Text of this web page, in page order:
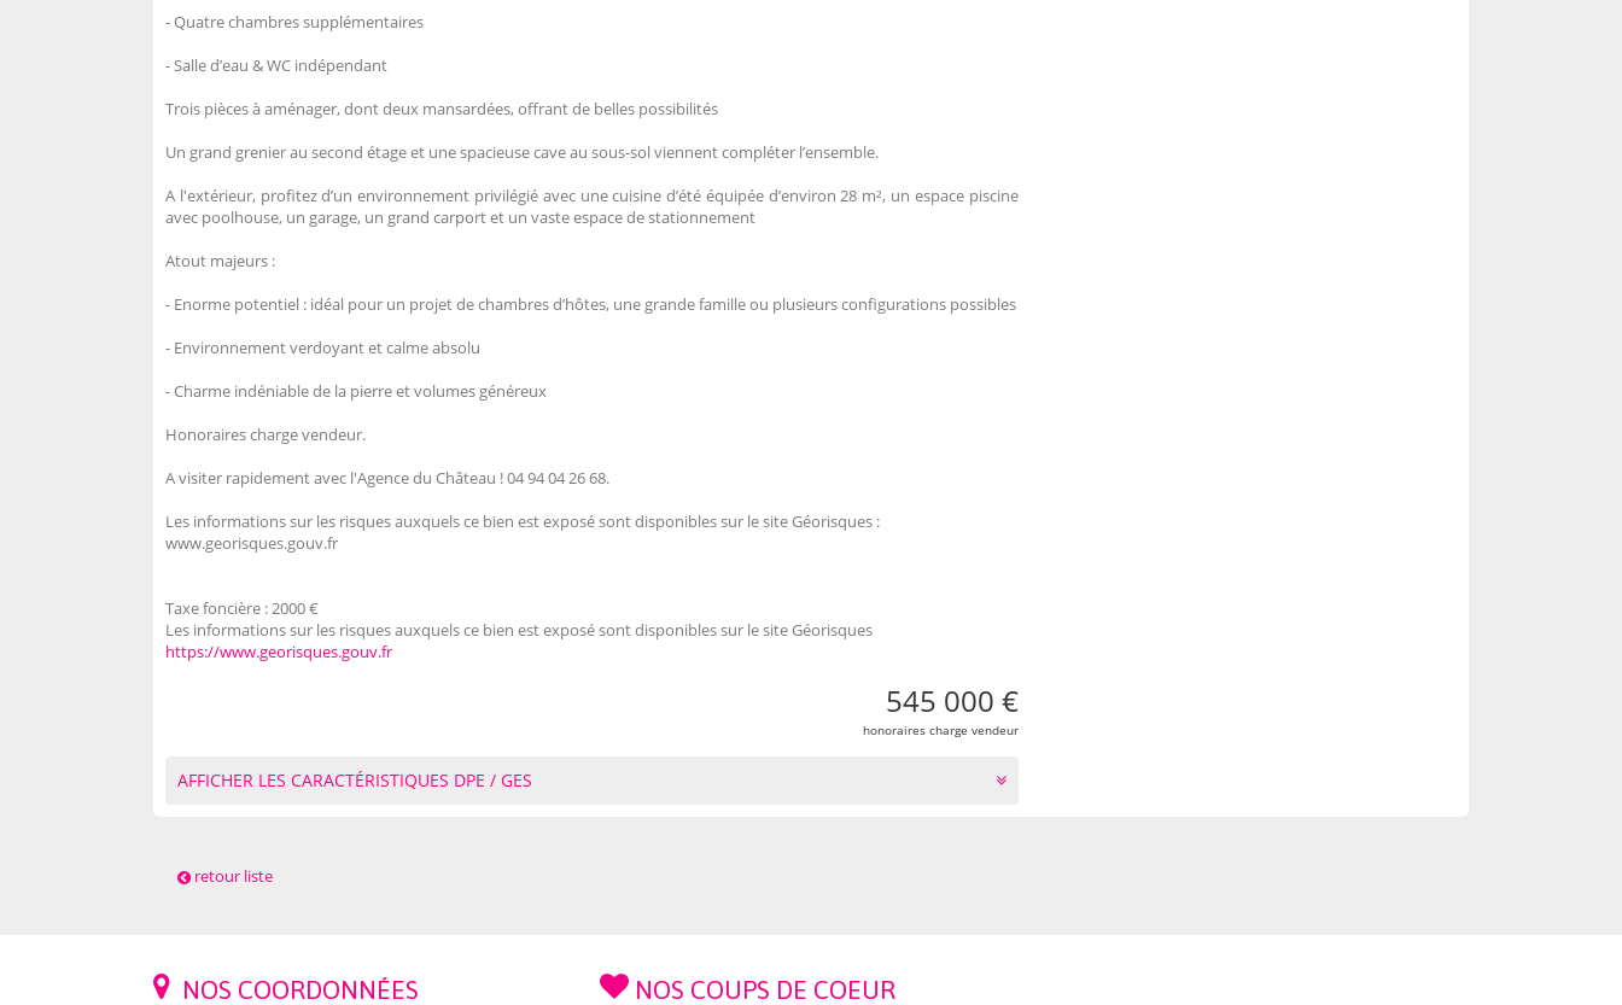
- Quatre chambres supplémentaires
- Salle d’eau & WC indépendant
Trois pièces à aménager, dont deux mansardées, offrant de belles possibilités
Un grand grenier au second étage et une spacieuse cave au sous-sol viennent compléter l’ensemble.
A l'extérieur, profitez d’un environnement privilégié avec une cuisine d’été équipée d’environ 28 m², un espace piscine
avec poolhouse, un garage, un grand carport et un vaste espace de stationnement
Atout majeurs :
- Enorme potentiel : idéal pour un projet de chambres d’hôtes, une grande famille ou plusieurs configurations possibles
- Environnement verdoyant et calme absolu
- Charme indéniable de la pierre et volumes généreux
Honoraires charge vendeur.
A visiter rapidement avec l'Agence du Château ! 04 94 04 26 68.
Les informations sur les risques auxquels ce bien est exposé sont disponibles sur le site Géorisques :
www.georisques.gouv.fr
Taxe foncière :2000 €
Les informations sur les risques auxquels ce bien est exposé sont disponibles sur le site Géorisques
https://www.georisques.gouv.fr
545 000 €
honoraires charge vendeur
AFFICHER LES CARACTÉRISTIQUES DPE / GES
retour liste
NOS COORDONNÉES NOS COUPS DE COEUR